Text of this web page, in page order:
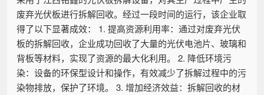
废弃光伏板进行拆解回收。经过一段时间的运行，该企业取
得了以下显著成效： 1. 提高资源利用率：通过对废弃光伏
板的拆解回收，企业成功回收了大量的光伏电池片、玻璃和
背板等材料，实现了资源的最大化利用。 2. 降低环境污
染：设备的环保型设计和操作，有效减少了拆解过程中的污
染物排放，保护了环境。 3. 增加经济效益：拆解回收的材